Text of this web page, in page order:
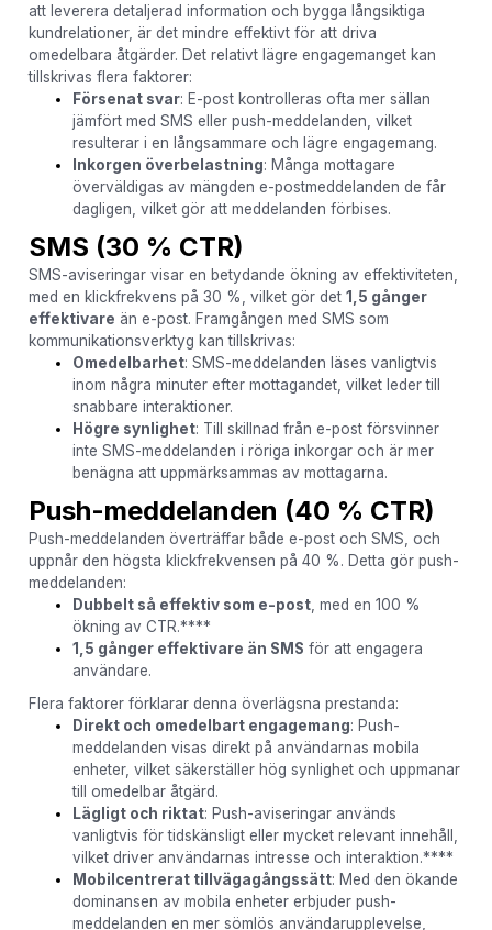
att leverera detaljerad information och bygga långsiktiga
kundrelationer, är det mindre effektivt för att driva
omedelbara åtgärder. Det relativt lägre engagemanget kan
tillskrivas flera faktorer:
Försenat svar: E-post kontrolleras ofta mer sällan
jämfört med SMS eller push-meddelanden, vilket
resulterar i en långsammare och lägre engagemang.
Inkorgen överbelastning: Många mottagare
överväldigas av mängden e-postmeddelanden de får
dagligen, vilket gör att meddelanden förbises.
SMS (30 % CTR)
SMS-aviseringar visar en betydande ökning av effektiviteten,
med en klickfrekvens på 30 %, vilket gör det 1,5 gånger
effektivare än e-post. Framgången med SMS som
kommunikationsverktyg kan tillskrivas:
Omedelbarhet: SMS-meddelanden läses vanligtvis
inom några minuter efter mottagandet, vilket leder till
snabbare interaktioner.
Högre synlighet: Till skillnad från e-post försvinner
inte SMS-meddelanden i röriga inkorgar och är mer
benägna att uppmärksammas av mottagarna.
Push-meddelanden (40 % CTR)
Push-meddelanden överträffar både e-post och SMS, och
uppnår den högsta klickfrekvensen på 40 %. Detta gör push-
meddelanden:
Dubbelt så effektiv som e-post, med en 100 %
ökning av CTR.****
1,5 gånger effektivare än SMS för att engagera
användare.
Flera faktorer förklarar denna överlägsna prestanda:
Direkt och omedelbart engagemang: Push-
meddelanden visas direkt på användarnas mobila
enheter, vilket säkerställer hög synlighet och uppmanar
till omedelbar åtgärd.
Lägligt och riktat: Push-aviseringar används
vanligtvis för tidskänsligt eller mycket relevant innehåll,
vilket driver användarnas intresse och interaktion.****
Mobilcentrerat tillvägagångssätt: Med den ökande
dominansen av mobila enheter erbjuder push-
meddelanden en mer sömlös användarupplevelse,